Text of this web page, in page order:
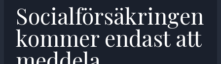
Socialförsäkringen
kommer endast att